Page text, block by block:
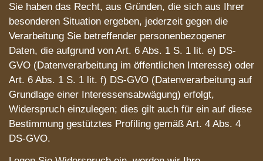
Sie haben das Recht, aus Gründen, die sich aus Ihrer
besonderen Situation ergeben, jederzeit gegen die
Verarbeitung Sie betreffender personenbezogener
Daten, die aufgrund von Art. 6 Abs. 1 S. 1 lit. e) DS-
GVO (Datenverarbeitung im öffentlichen Interesse) oder
Art. 6 Abs. 1 S. 1 lit. f) DS-GVO (Datenverarbeitung auf
Grundlage einer Interessensabwägung) erfolgt,
Widerspruch einzulegen; dies gilt auch für ein auf diese
Bestimmung gestütztes Profiling gemäß Art. 4 Abs. 4
DS-GVO.